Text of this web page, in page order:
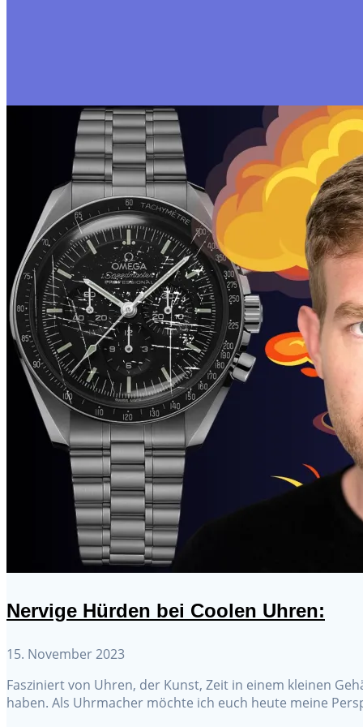
Nervige Hürden bei Coolen Uhren:
15. November 2023
Fasziniert von Uhren, der Kunst, Zeit in einem kleinen
haben. Als Uhrmacher möchte ich euch heute meine